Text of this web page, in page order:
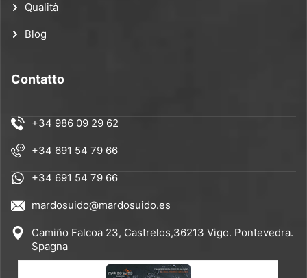
Qualità
Blog
Contatto
+34 986 09 29 62
+34 691 54 79 66
+34 691 54 79 66
mardosuido@mardosuido.es
Camiño Falcoa 23, Castrelos,36213 Vigo. Pontevedra.
Spagna